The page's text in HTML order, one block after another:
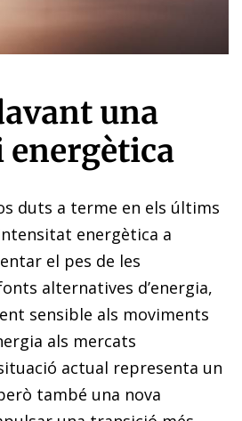
una
duts a terme en els últims
energètica a
el pes de les
alternatives d’energia,
sensible als moviments
als mercats
actual representa un
també una nova